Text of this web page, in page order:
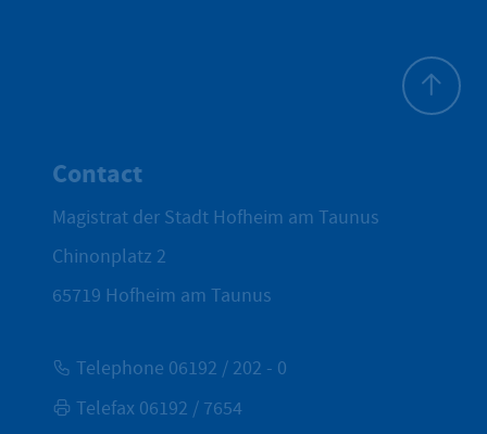
Contact
Magistrat der Stadt Hofheim am Taunus
Chinonplatz 2
65719 Hofheim am Taunus
Telephone 06192 / 202 - 0
Telefax 06192 / 7654